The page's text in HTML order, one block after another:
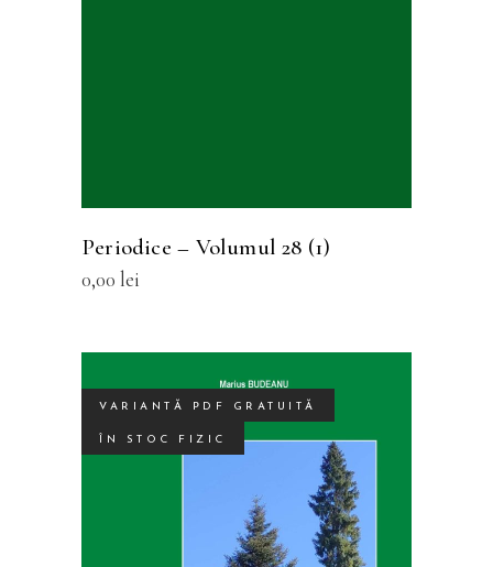
Periodice – Volumul 28 (1)
0,00 lei
VARIANTĂ PDF GRATUITĂ
ÎN STOC FIZIC